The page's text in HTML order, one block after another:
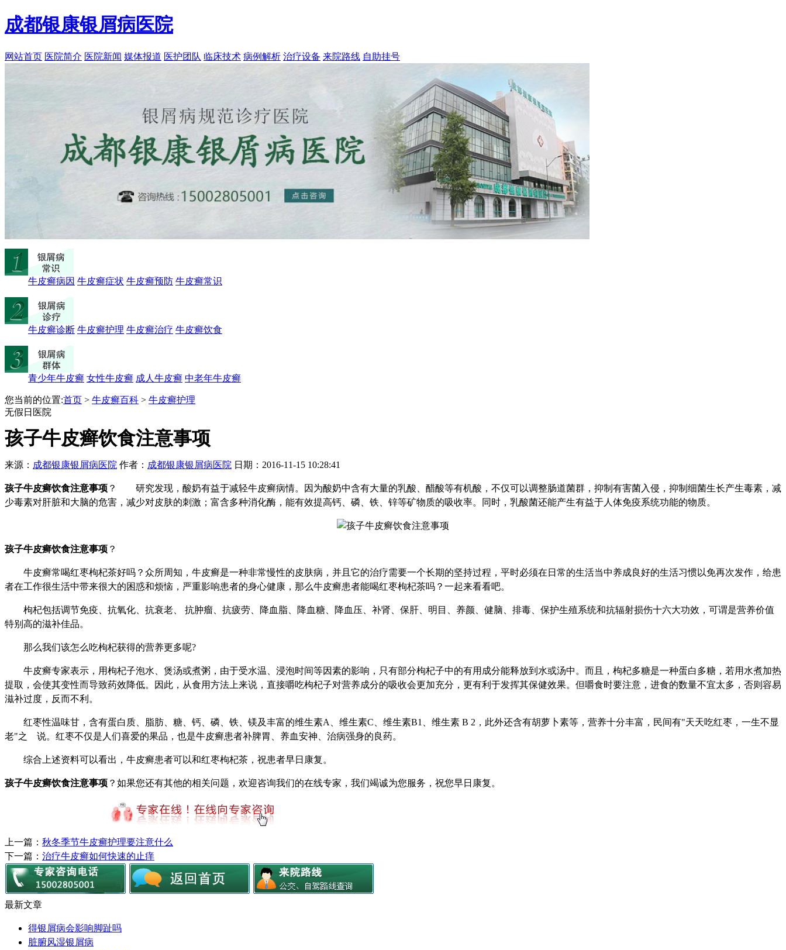
成都银康银屑病医院
网站首页 医院简介 医院新闻 媒体报道 医护团队 临床技术 病例解析 治疗设备 来院路线 自助挂号
牛皮癣病因 牛皮癣症状 牛皮癣预防 牛皮癣常识
牛皮癣诊断 牛皮癣护理 牛皮癣治疗 牛皮癣饮食
青少年牛皮癣 女性牛皮癣 成人牛皮癣 中老年牛皮癣
您当前的位置:首页 > 牛皮癣百科 > 牛皮癣护理
无假日医院
孩子牛皮癣饮食注意事项
来源： 成都银康银屑病医院 作者： 成都银康银屑病医院 日期：2016-11-15 10:28:41
孩子牛皮癣饮食注意事项 ？ 研究发现，酸奶有益于减轻牛皮癣病情。因为酸奶中含有大量的乳酸、醋酸等有机酸，不仅可以调整肠道菌群，抑制有害菌入侵，抑制细菌生长产生毒素，减
少毒素对肝脏和大脑的危害，减少对皮肤的刺激；富含多种消化酶，能有效提高钙、磷、铁、锌等矿物质的吸收率。同时，乳酸菌还能产生有益于人体免疫系统功能的物质。
孩子牛皮癣饮食注意事项 ？
牛皮癣常喝红枣枸杞茶好吗？众所周知，牛皮癣是一种非常慢性的皮肤病，并且它的治疗需要一个长期的坚持过程，平时必须在日常的生活当中养成良好的生活习惯以免再次发作，给患
者在工作很生活中带来很大的困惑和烦恼，严重影响患者的身心健康，那么牛皮癣患者能喝红枣枸杞茶吗？一起来看看吧。
枸杞包括调节免疫、抗氧化、抗衰老、 抗肿瘤、抗疲劳、降血脂、降血糖、降血压、补肾、保肝、明目、养颜、健脑、排毒、保护生殖系统和抗辐射损伤十六大功效，可谓是营养价值
特别高的滋补佳品。
那么我们该怎么吃枸杞获得的营养更多呢?
牛皮癣专家表示，用枸杞子泡水、煲汤或煮粥，由于受水温、浸泡时间等因素的影响，只有部分枸杞子中的有用成分能释放到水或汤中。而且，枸杞多糖是一种蛋白多糖，若用水煮加热
提取，会使其变性而导致药效降低。因此，从食用方法上来说，直接嚼吃枸杞子对营养成分的吸收会更加充分，更有利于发挥其保健效果。但嚼食时要注意，进食的数量不宜太多，否则容易
滋补过度，反而不利。
红枣性温味甘，含有蛋白质、脂肪、糖、钙、磷、铁、镁及丰富的维生素A、维生素C、维生素B1、维生素 B 2，此外还含有胡萝卜素等，营养十分丰富，民间有"天天吃红枣，一生不显
老"之 说。红枣不仅是人们喜爱的果品，也是牛皮癣患者补脾胃、养血安神、治病强身的良药。
综合上述资料可以看出，牛皮癣患者可以和红枣枸杞茶，祝患者早日康复。
孩子牛皮癣饮食注意事项 ？如果您还有其他的相关问题，欢迎咨询我们的在线专家，我们竭诚为您服务，祝您早日康复。
上一篇： 秋冬季节牛皮癣护理要注意什么
下一篇： 治疗牛皮癣如何快速的止痒
最新文章
得银屑病会影响脚趾吗
脏腑风湿银屑病